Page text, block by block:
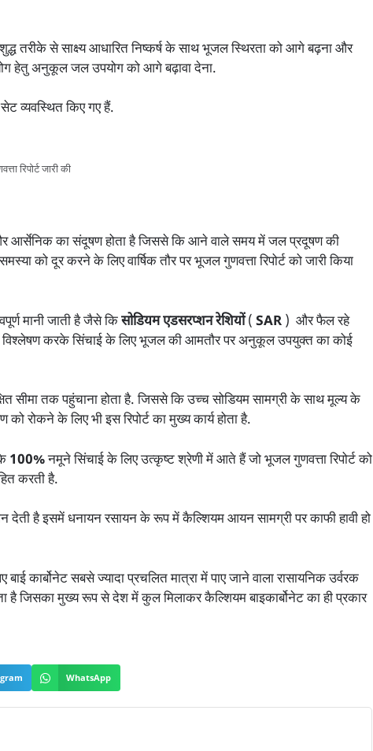
तरीके से साक्ष्य आधारित निष्कर्ष के साथ भूजल स्थिरता को आगे बढ़ना और
हेतु अनुकूल जल उपयोग को आगे बढ़ावा देना.
व्यवस्थित किए गए हैं.
रिपोर्ट जारी की
और आर्सेनिक का संदूषण होता है जिससे कि आने वाले समय में जल प्रदूषण की
को दूर करने के लिए वार्षिक तौर पर भूजल गुणवत्ता रिपोर्ट को जारी किया
मानी जाती है जैसे किसोडियम एडसरप्शन रेशियों( SAR ) और फैल रहे
विश्लेषण करके सिंचाई के लिए भूजल की आमतौर पर अनुकूल उपयुक्त का कोई
तक पहुंचाना होता है. जिससे कि उच्च सोडियम सामग्री के साथ मूल्य के
को रोकने के लिए भी इस रिपोर्ट का मुख्य कार्य होता है.
100%नमूने सिंचाई के लिए उत्कृष्ट श्रेणी में आते हैं जो भूजल गुणवत्ता रिपोर्ट को
करती है.
देती है इसमें धनायन रसायन के रूप में कैल्शियम आयन सामग्री पर काफी हावी हो
कार्बोनेट सबसे ज्यादा प्रचलित मात्रा में पाए जाने वाला रासायनिक उर्वरक
है जिसका मुख्य रूप से देश में कुल मिलाकर कैल्शियम बाइकार्बोनेट का ही प्रकार
WhatsApp